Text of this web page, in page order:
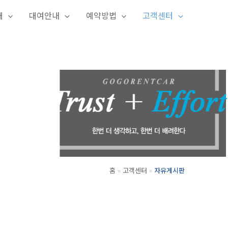
대여안내 예약방법 고객센터
홈 고객센터 자유게시판